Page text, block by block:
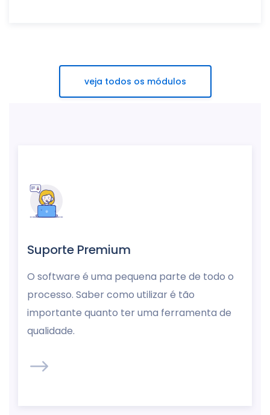
veja todos os módulos
Suporte Premium
O software é uma pequena parte de todo o
processo. Saber como utilizar é tão
importante quanto ter uma ferramenta de
qualidade.